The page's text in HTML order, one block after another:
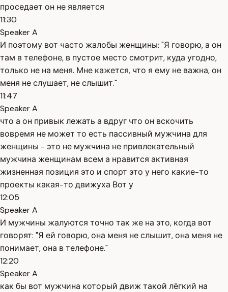
проседает он не является
11:30
Speaker A
И поэтому вот часто жалобы женщины: "Я говорю, а он
там в телефоне, в пустое место смотрит, куда угодно,
только не на меня. Мне кажется, что я ему не важна, он
меня не слушает, не слышит."
11:47
Speaker A
что а он привык лежать а вдруг что он вскочить
вовремя не может то есть пассивный мужчина для
женщины - это не мужчина не привлекательный
мужчина женщинам всем а нравится активная
жизненная позиция это и спорт это у него какие-то
проекты какая-то движуха Вот у
12:05
Speaker A
И мужчины жалуются точно так же на это, когда вот
говорят: "Я ей говорю, она меня не слышит, она меня не
понимает, она в телефоне."
12:20
Speaker A
как бы вот мужчина который движ такой лёгкий на